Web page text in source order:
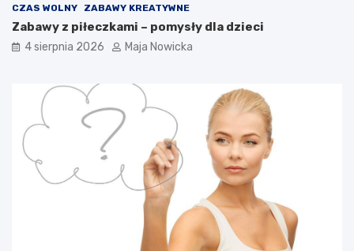
CZAS WOLNY ZABAWY KREATYWNE
Zabawy z piłeczkami – pomysły dla dzieci
4 sierpnia 2026 Maja Nowicka